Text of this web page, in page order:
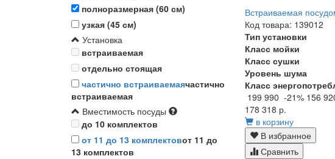
полноразмерная (60 см)
узкая (45 см)
Установка
встраиваемая
отдельно стоящая
частично встраиваемаячастично
встраиваемая
Вместимость посуды
до 10 комплектов
от 11 до 13 комплектовот 11 до
13 комплектов
Встраиваемая
Код товара: 139012
Тип установки
Класс мойки
Класс сушки
Уровень шума
Класс
199 990 -21% 156
178 318 р.
в корзину
В избранное
Сравнить